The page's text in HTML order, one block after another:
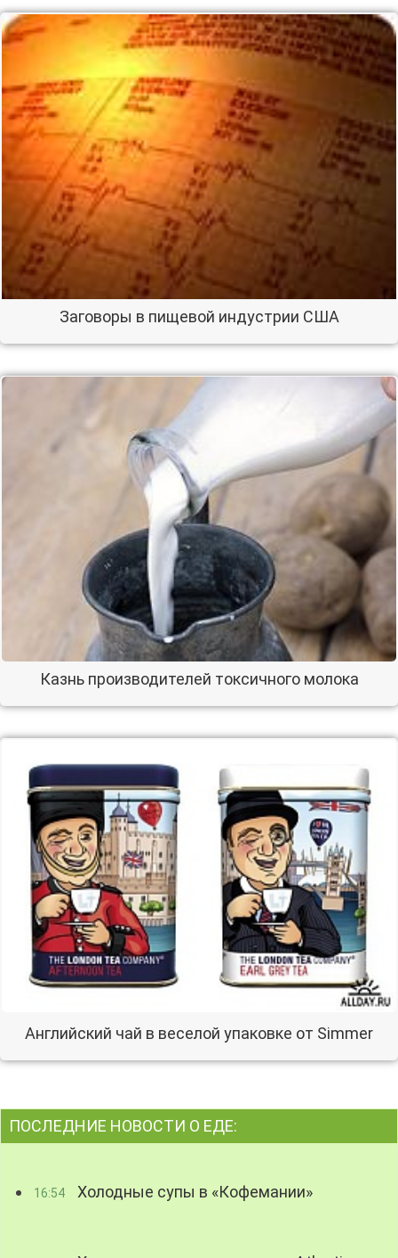
Заговоры в пищевой индустрии США
Казнь производителей токсичного молока
Английский чай в веселой упаковке от Simmer
ПОСЛЕДНИЕ НОВОСТИ О ЕДЕ:
16:54 Холодные супы в «Кофемании»